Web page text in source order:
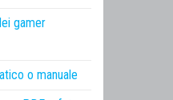
gamer
o manuale